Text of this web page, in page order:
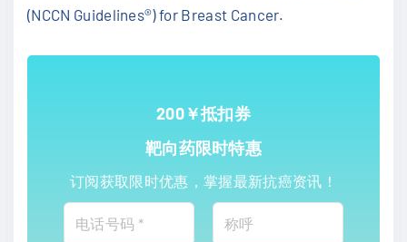
(NCCN Guidelines®) for Breast Cancer.
200￥抵扣券
靶向药限时特惠
订阅获取限时优惠，掌握最新抗癌资讯！